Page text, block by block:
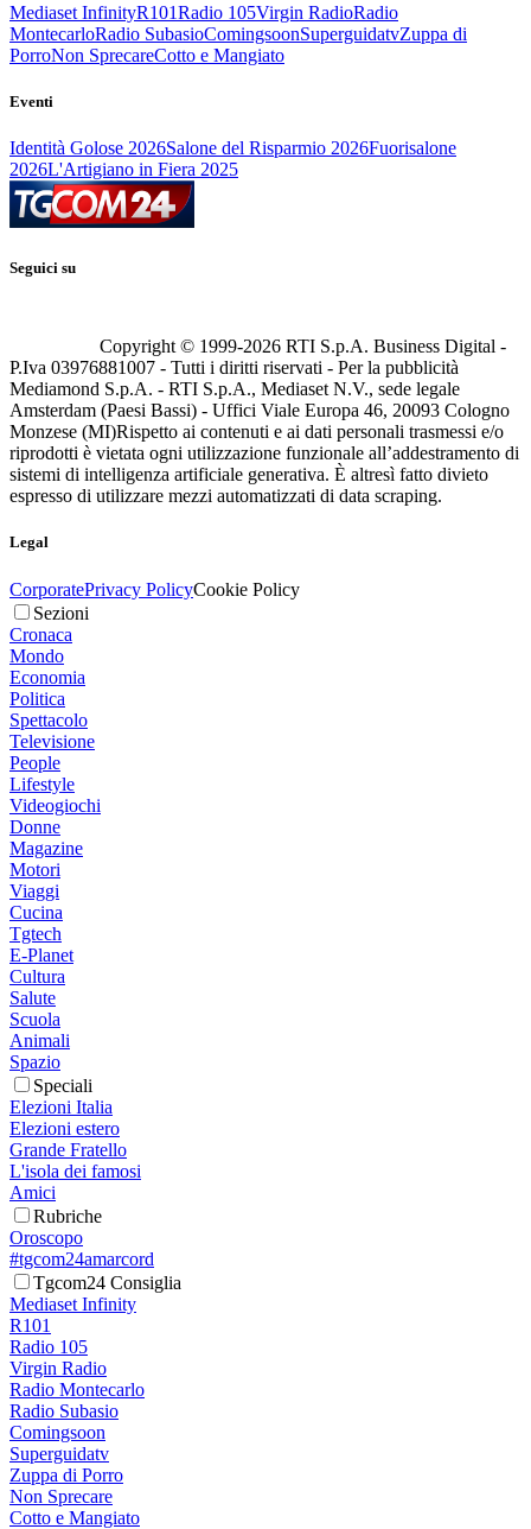
Mediaset InfinityR101Radio 105Virgin RadioRadio
MontecarloRadio SubasioComingsoonSuperguidatvZuppa di
PorroNon SprecareCotto e Mangiato
Eventi
Identità Golose 2026Salone del Risparmio 2026Fuorisalone
2026L'Artigiano in Fiera 2025
Seguici su
Copyright © 1999-2026 RTI S.p.A. Business Digital -
P.Iva 03976881007 - Tutti i diritti riservati - Per la pubblicità
Mediamond S.p.A. - RTI S.p.A., Mediaset N.V., sede legale
Amsterdam (Paesi Bassi) - Uffici Viale Europa 46, 20093 Cologno
Monzese (MI)Rispetto ai contenuti e ai dati personali trasmessi e/o
riprodotti è vietata ogni utilizzazione funzionale all’addestramento di
sistemi di intelligenza artificiale generativa. È altresì fatto divieto
espresso di utilizzare mezzi automatizzati di data scraping.
Legal
CorporatePrivacy PolicyCookie Policy
Sezioni
Cronaca
Mondo
Economia
Politica
Spettacolo
Televisione
People
Lifestyle
Videogiochi
Donne
Magazine
Motori
Viaggi
Cucina
Tgtech
E-Planet
Cultura
Salute
Scuola
Animali
Spazio
Speciali
Elezioni Italia
Elezioni estero
Grande Fratello
L'isola dei famosi
Amici
Rubriche
Oroscopo
#tgcom24amarcord
Tgcom24 Consiglia
Mediaset Infinity
R101
Radio 105
Virgin Radio
Radio Montecarlo
Radio Subasio
Comingsoon
Superguidatv
Zuppa di Porro
Non Sprecare
Cotto e Mangiato